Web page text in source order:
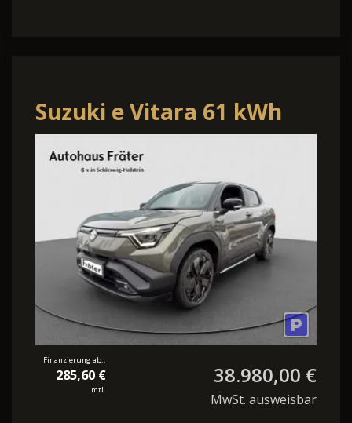
Suzuki e Vitara 61 kWh
Comfort+ Allgrip-e
Finanzierung ab.:
285,60 €
mtl.
38.980,00 €
MwSt. ausweisbar